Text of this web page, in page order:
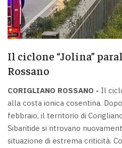
Il ciclone “Jolina”
Rossano
CORIGLIANO ROSSANO - Il
alla costa ionica cosentina.
febbraio, il territorio di
Sibaritide si ritrovano
situazione di estrema criticità.